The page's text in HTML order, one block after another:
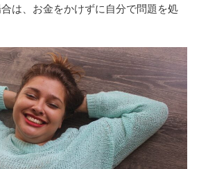
は、お金をかけずに自分で問題を処